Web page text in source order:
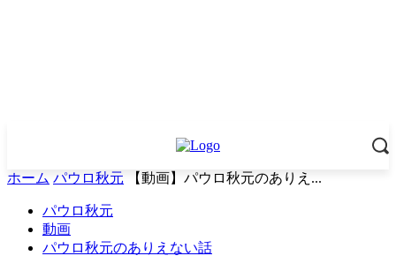
ホーム パウロ秋元 【動画】パウロ秋元のありえ...
パウロ秋元
動画
パウロ秋元のありえない話